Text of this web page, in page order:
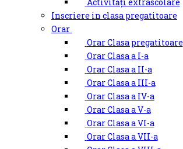
Inscriere in clasa pregatitoare
Orar
Orar Clasa pregatitoare
Orar Clasa a I-a
Orar Clasa a II-a
Orar Clasa a III-a
Orar Clasa a IV-a
Orar Clasa a V-a
Orar Clasa a VI-a
Orar Clasa a VII-a